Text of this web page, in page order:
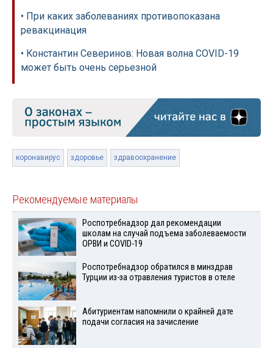
• При каких заболеваниях противопоказана
ревакцинация
• Константин Северинов: Новая волна COVID-19
может быть очень серьезной
коронавирус здоровье здравоохранение
Рекомендуемые материалы
Роспотребнадзор дал рекомендации
школам на случай подъема заболеваемости
ОРВИ и COVID-19
Роспотребнадзор обратился в минздрав
Турции из-за отравления туристов в отеле
Абитуриентам напомнили о крайней дате
подачи согласия на зачисление